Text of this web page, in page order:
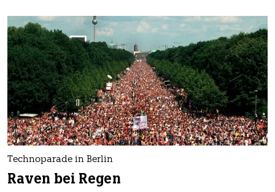
Technoparade in Berlin
Raven bei Regen